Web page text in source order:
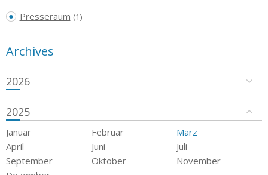
Presseraum (1)
Archives
2026
2025
Januar Februar
März
April
Juni
Juli
September
Oktober
November